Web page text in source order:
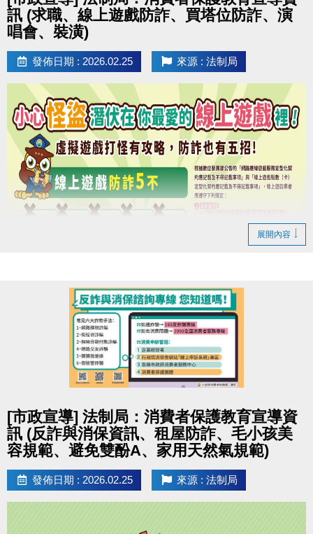
訊 (求職、線上遊戲防詐、買塔位防詐、演
唱會、裝潢)
發佈日期 : 2026.02.25 來源 : 法制局
展開內容
[市政宣導] 法制局：消費者保護教育宣導資
訊 (反詐與消保資訊、租屋防詐、毛小孩美
容規範、避免雙酚A、家用天然氣規範)
發佈日期 : 2026.02.25 來源 : 法制局